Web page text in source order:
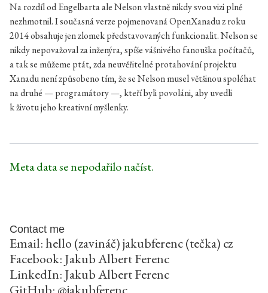
Na rozdíl od Engelbarta ale Nelson vlastně nikdy svou vizi plně
nezhmotnil. I současná verze pojmenovaná OpenXanadu z roku
2014 obsahuje jen zlomek představovaných funkcionalit. Nelson se
nikdy nepovažoval za inženýra, spíše vášnivého fanouška počítačů,
a tak se můžeme ptát, zda neuvěřitelné protahování projektu
Xanadu není způsobeno tím, že se Nelson musel většinou spoléhat
na druhé — programátory —, kteří byli povoláni, aby uvedli
k životu jeho kreativní myšlenky.
Meta data se nepodařilo načíst.
Contact me
Email: hello (zavináč) jakubferenc (tečka) cz
Facebook: Jakub Albert Ferenc
LinkedIn: Jakub Albert Ferenc